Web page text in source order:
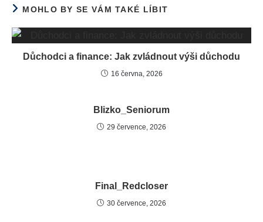
MOHLO BY SE VÁM TAKÉ LÍBIT
Důchodci a finance: Jak zvládnout výši důchodu
16 června, 2026
Blizko_Seniorum
29 července, 2026
Final_Redcloser
30 července, 2026